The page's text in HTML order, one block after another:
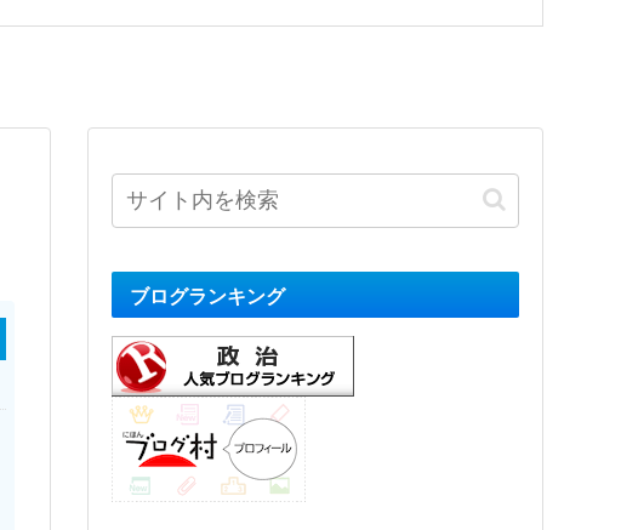
ブログランキング